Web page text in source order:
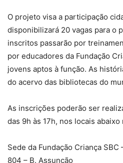
O projeto visa a participação
disponibilizará 20 vagas para o
inscritos passarão por
por educadores da Fundação
jovens aptos à função. As
do acervo das bibliotecas do
As inscrições poderão ser
das 9h às 17h, nos locais
Sede da Fundação Criança
804 – B. Assunção